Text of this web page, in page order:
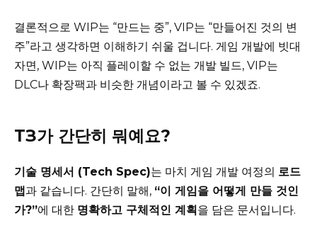
결론적으로 WIP는 “만드는 중”, VIP는 “만들어진 것의 변
주”라고 생각하면 이해하기 쉬울 겁니다. 게임 개발에 빗대
자면, WIP는 아직 플레이할 수 없는 개발 빌드, VIP는
DLC나 확장팩과 비슷한 개념이라고 볼 수 있겠죠.
ТЗ가 간단히 뭐예요?
기술 명세서 (Tech Spec)는 마치 게임 개발 여정의 로드
맵과 같습니다. 간단히 말해, “이 게임을 어떻게 만들 것인
가?”에 대한 명확하고 구체적인 계획을 담은 문서입니다.